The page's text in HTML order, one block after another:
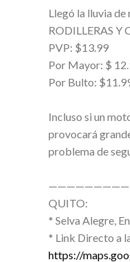
Llegó la lluvia
RODILLERAS Y
PVP: $13.99
Por Mayor: $
Por Bulto:
Incluso si un
provocará
problema de
QUITO:
* Selva Alegre,
* Link Directo a
https://